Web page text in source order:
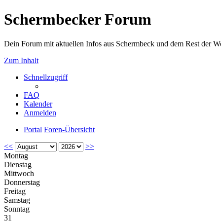
Schermbecker Forum
Dein Forum mit aktuellen Infos aus Schermbeck und dem Rest der
Zum Inhalt
Schnellzugriff
FAQ
Kalender
Anmelden
Portal Foren-Übersicht
<<
>>
Montag
Dienstag
Mittwoch
Donnerstag
Freitag
Samstag
Sonntag
31